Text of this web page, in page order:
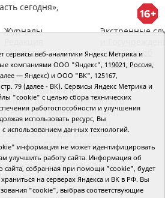
сегодня»,
Журналы
RSS поток
Экстренные
Сведения об
организации
А.В.
Осипенко, 81,
e-mail: tumentoday@obl72.ru
Россия, Тюмень, Почтамт,
tumentoday@obl72.ru.
39-90-59. Отдел рекламы:
СМИ: Сетевое
«Тюменская область
о регистрации СМИ Эл №
выдано Федеральной
связи, информационных
сервисы веб-аналитики Яндекс Метрика и
компаниями ООО "Яндекс", 119021, Россия,
— Яндекс) и ООО "ВК", 125167,
79 (далее - ВК). Сервисы Яндекс Метрика и
"cookie" с целью сбора технических
работоспособности и улучшения
использовать ресурс, Вы
с использованием данных технологий.
информация не может идентифицировать
улучшить работу сайта. Информация об
сайта, собранная при помощи "cookie", будет
на серверах Яндекса и ВК в РФ. Вы
"cookie", выбрав соответствующие